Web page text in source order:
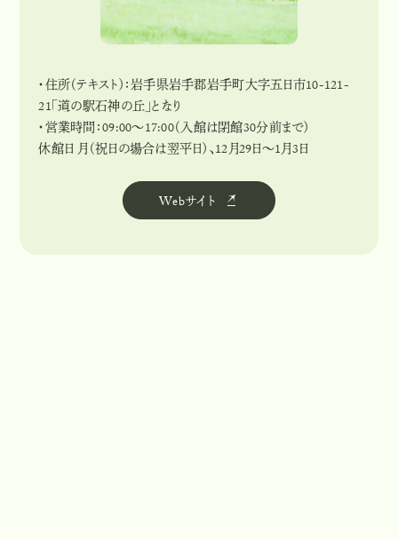
・住所（テキスト）：岩手県岩手郡岩手町大字五日市10-121-
21「道の駅石神の丘」となり
・営業時間：09:00～17:00（入館は閉館30分前まで）
休館日 月（祝日の場合は翌平日）、12月29日〜1月3日
Webサイト
Webサイ ト